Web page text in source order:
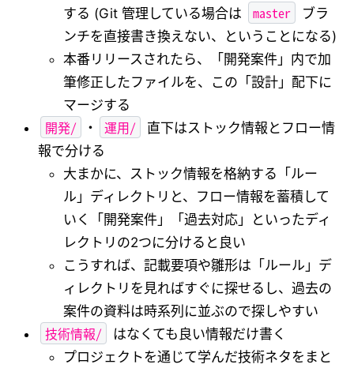
する (Git 管理している場合は
master
ブラ
ンチを直接書き換えない、ということになる)
本番リリースされたら、「開発案件」内で加
筆修正したファイルを、この「設計」配下に
マージする
開発/ ・ 運用/
直下はストック情報とフロー情
報で分ける
大まかに、ストック情報を格納する「ルー
ル」ディレクトリと、フロー情報を蓄積して
いく「開発案件」「過去対応」といったディ
レクトリの2つに分けると良い
こうすれば、記載要項や雛形は「ルール」デ
ィレクトリを見ればすぐに探せるし、過去の
案件の資料は時系列に並ぶので探しやすい
技術情報/
はなくても良い情報だけ書く
プロジェクトを通じて学んだ技術ネタをまと